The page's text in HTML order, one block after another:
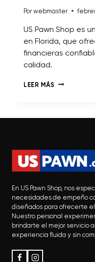
Por webmaster
US Pawn Shop es
en Florida, que
financieras
calidad.
LEER MÁS
En US Pawn Shop, nos
necesidades de empeño
diseñados para ofrecerte
Nuestro personal
brindarte el mejor servicio
experiencia fluida y sin